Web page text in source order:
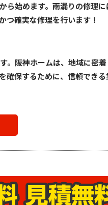
始めます。雨漏りの修理
つ確実な修理を行います！
阪神ホームは、地域に密
保するために、信頼でき